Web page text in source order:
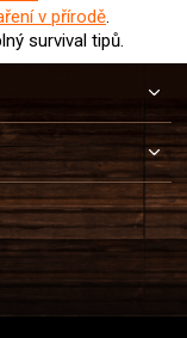
v přírodě
survival tipů.